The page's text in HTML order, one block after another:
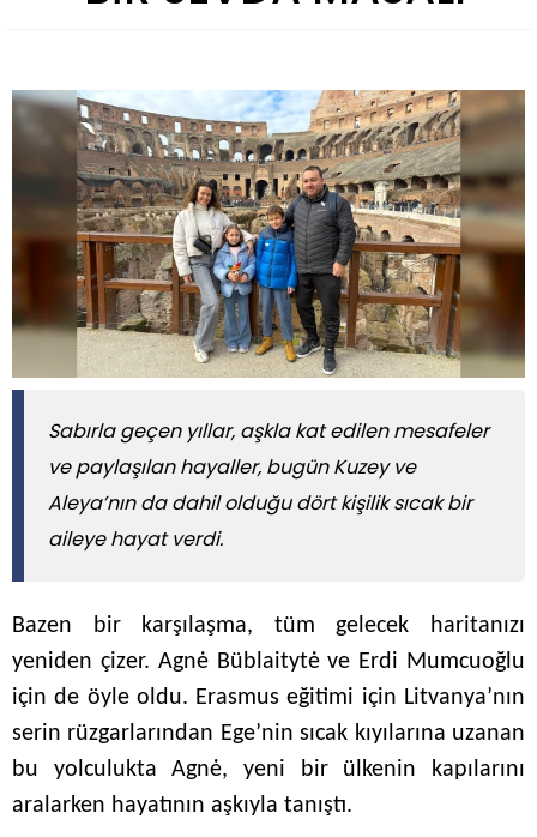
Sabırla geçen yıllar, aşkla kat edilen mesafeler
ve paylaşılan hayaller, bugün Kuzey ve
Aleya’nın da dahil olduğu dört kişilik sıcak bir
aileye hayat verdi.
Bazen bir karşılaşma, tüm gelecek haritanızı
yeniden çizer. Agnė Büblaitytė ve Erdi Mumcuoğlu
için de öyle oldu. Erasmus eğitimi için Litvanya’nın
serin rüzgarlarından Ege’nin sıcak kıyılarına uzanan
bu yolculukta Agnė, yeni bir ülkenin kapılarını
aralarken hayatının aşkıyla tanıştı.